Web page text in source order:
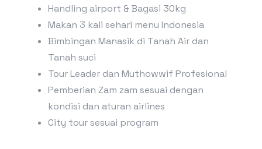
Handling airport & Bagasi 30kg
Makan 3 kali sehari menu Indonesia
Bimbingan Manasik di Tanah Air dan
Tanah suci
Tour Leader dan Muthowwif Profesional
Pemberian Zam zam sesuai dengan
kondisi dan aturan airlines
City tour sesuai program